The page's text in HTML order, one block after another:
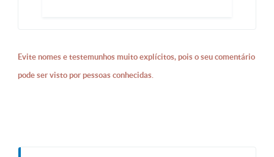
Evite nomes e testemunhos muito explícitos, pois o seu comentário
pode ser visto por pessoas conhecidas.